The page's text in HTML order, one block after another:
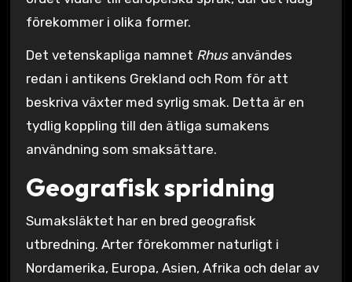
förekommer i olika former.
Det vetenskapliga namnet Rhusanvändes
redan i antikens Grekland och Rom för att
beskriva växter med syrlig smak. Detta är en
tydlig koppling till den ätliga sumakens
användning som smaksättare.
Geografisk spridning
Sumaksläktet har en bred geografisk
utbredning. Arter förekommer naturligt i
Nordamerika, Europa, Asien, Afrika och delar av